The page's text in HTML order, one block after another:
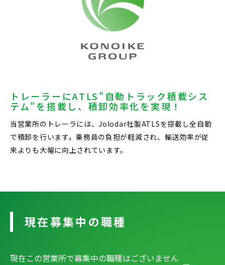
トレーラーにATLS"自動トラック積載シス
テム"を搭載し、積卸効率化を実現！
当営業所のトレーラには、Jolodar社製ATLSを搭載し全自動
で積卸を行います。乗務員の負担が軽減され、輸送効率が従
来よりも大幅に向上されています。
現在募集中の職種
現在この営業所で募集中の職種はございません